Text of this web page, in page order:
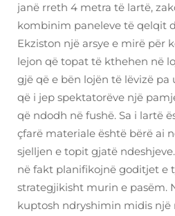
janë rreth 4 metra të lartë,
kombinim paneleve të qelqit
Ekziston një arsye e mirë për
lejon që topat të kthehen në
gjë që e bën lojën të lëvizë
që i jep spektatorëve një
që ndodh në fushë. Sa i lartë
çfarë materiale është bërë ai
sjelljen e topit gjatë
në fakt planifikojnë goditjet e
strategjikisht murin e pasëm.
kuptosh ndryshimin midis